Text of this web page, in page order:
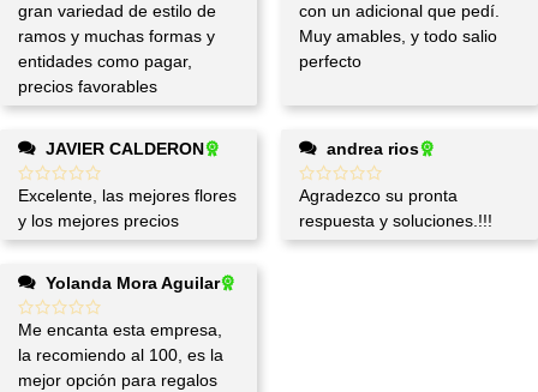
gran variedad de estilo de
ramos y muchas formas y
entidades como pagar,
precios favorables
con un adicional que pedí.
Muy amables, y todo salio
perfecto
JAVIER CALDERON
Excelente, las mejores flores
y los mejores precios
andrea rios
Agradezco su pronta
respuesta y soluciones.!!!
Yolanda Mora Aguilar
Me encanta esta empresa,
la recomiendo al 100, es la
mejor opción para regalos